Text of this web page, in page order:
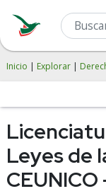
Inicio | Explorar |
Leyes de
CEUNICO